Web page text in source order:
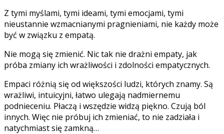
Z tymi myślami, tymi ideami, tymi emocjami, tymi
nieustannie wzmacnianymi pragnieniami, nie każdy może
być w związku z empatą.
Nie mogą się zmienić. Nic tak nie drażni empaty, jak
próba zmiany ich wrażliwości i zdolności empatycznych.
Empaci różnią się od większości ludzi, których znamy. Są
wrażliwi, intuicyjni, łatwo ulegają nadmiernemu
podnieceniu. Płaczą i wszędzie widzą piękno. Czują ból
innych. Więc nie próbuj ich zmieniać, to nie zadziała i
natychmiast się zamkną…